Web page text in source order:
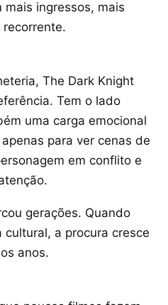
ingressos, mais
The Dark Knight
Tem o lado
uma carga emocional
para ver cenas de
em conflito e
gerações. Quando
a procura cresce
anos.